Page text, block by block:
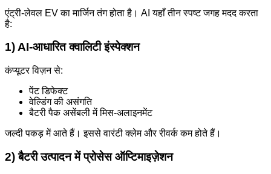
एंट्री-लेवल EV का मार्जिन तंग होता है। AI यहाँ तीन स्पष्ट जगह मदद करता
है:
1) AI-आधारित क्वालिटी इंस्पेक्शन
कंप्यूटर विज़न से:
पेंट डिफेक्ट
वेल्डिंग की असंगति
बैटरी पैक असेंबली में मिस-अलाइनमेंट
जल्दी पकड़ में आते हैं। इससे वारंटी क्लेम और रीवर्क कम होते हैं।
2) बैटरी उत्पादन में प्रोसेस ऑप्टिमाइज़ेशन